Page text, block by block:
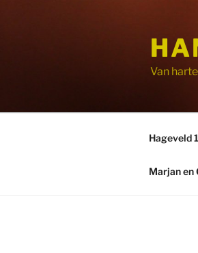
Van
Hageveld
Marjan en